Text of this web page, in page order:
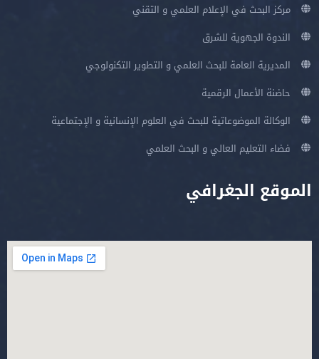
مركز البحث في الإعلام العلمي و التقني
الندوة الجهوية للشرق
المديرية العامة للبحث العلمي و التطوير التكنولوجي
حاضنة الأعمال الرقمية
الوكالة الموضوعاتية للبحث في العلوم الإنسانية و الإجتماعية
فضاء التعليم العالي و البحث العلمي
الموقع الجغرافي